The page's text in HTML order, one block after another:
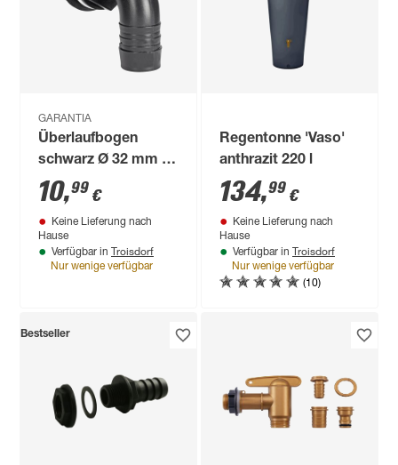
GARANTIA
Überlaufbogen
schwarz Ø 32 mm (1
1/4")
10,99 €
Keine Lieferung nach
Hause
Verfügbar in Troisdorf
Nur wenige verfügbar
Regentonne 'Vaso'
anthrazit 220 l
134,99 €
Keine Lieferung nach
Hause
Verfügbar in Troisdorf
Nur wenige verfügbar
(10)
Bestseller